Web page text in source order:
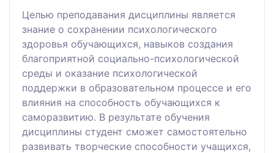
Целью преподавания дисциплины является
знание о сохранении психологического
здоровья обучающихся, навыков создания
благоприятной социально-психологической
среды и оказание психологической
поддержки в образовательном процессе и его
влияния на способность обучающихся к
саморазвитию. В результате обучения
дисциплины студент сможет самостоятельно
развивать творческие способности учащихся,